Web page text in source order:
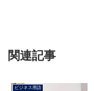
関連記事
ビジネス用語